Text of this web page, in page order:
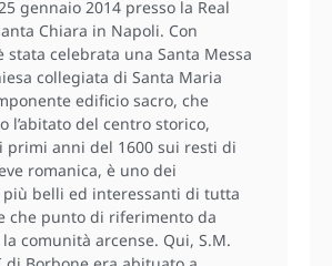
gennaio 2014 presso la Real
Chiara in Napoli. Con
stata celebrata una Santa Messa
collegiata di Santa Maria
edificio sacro, che
l’abitato del centro storico,
primi anni del 1600 sui resti di
romanica, è uno dei
belli ed interessanti di tutta
che punto di riferimento da
comunità arcense. Qui, S.M.